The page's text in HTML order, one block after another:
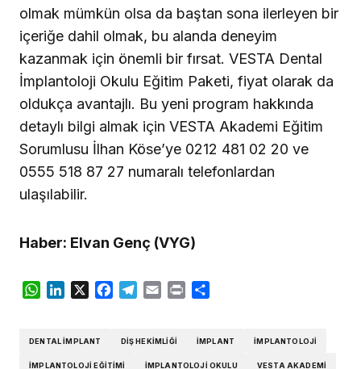
olmak mümkün olsa da baştan sona ilerleyen bir
içeriğe dahil olmak, bu alanda deneyim
kazanmak için önemli bir fırsat. VESTA Dental
İmplantoloji Okulu Eğitim Paketi, fiyat olarak da
oldukça avantajlı. Bu yeni program hakkında
detaylı bilgi almak için VESTA Akademi Eğitim
Sorumlusu İlhan Köse’ye 0212 481 02 20 ve
0555 518 87 27 numaralı telefonlardan
ulaşılabilir.
Haber: Elvan Genç (VYG)
WhatsApp
LinkedIn
X Facebook
Telegram
Email Print
DENTAL IMPLANT DIŞ HEKIMLIĞI IMPLANT IMPLANTOLOJI
İMPLANTOLOJI EĞITIMI İMPLANTOLOJI OKULU VESTA AKADEMI